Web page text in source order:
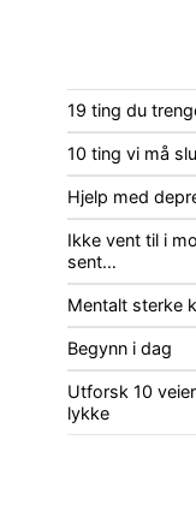
19 ting du
10 ting vi må
Hjelp med
Ikke vent til i
sent…
Mentalt sterke
Begynn i dag
Utforsk 10
lykke